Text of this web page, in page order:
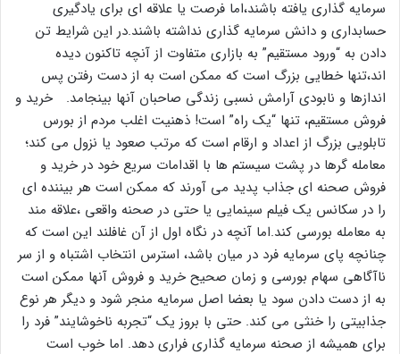
سرمایه گذاری یافته باشند،اما فرصت یا علاقه ای برای یادگیری
حسابداری و دانش سرمایه گذاری نداشته باشند.در این شرایط تن
دادن به “ورود مستقیم” به بازاری متفاوت از آنچه تاکنون دیده
اند،تنها خطایی بزرگ است که ممکن است به از دست رفتن پس
اندازها و نابودی آرامش نسبی زندگی صاحبان آنها بینجامد. خرید و
فروش مستقیم، تنها “یک راه” است! ذهنیت اغلب مردم از بورس
تابلویی بزرگ از اعداد و ارقام است که مرتب صعود یا نزول می کند؛
معامله گرها در پشت سیستم ها با اقدامات سریع خود در خرید و
فروش صحنه ای جذاب پدید می آورند که ممکن است هر بیننده ای
را در سکانس یک فیلم سینمایی یا حتی در صحنه واقعی ،علاقه مند
به معامله بورسی کند.اما آنچه در نگاه اول از آن غافلند این است که
چنانچه پای سرمایه فرد در میان باشد، استرس انتخاب اشتباه و از سر
ناآگاهی سهام بورسی و زمان صحیح خرید و فروش آنها ممکن است
به از دست دادن سود یا بعضا اصل سرمایه منجر شود و دیگر هر نوع
جذابیتی را خنثی می کند. حتی با بروز یک “تجربه ناخوشایند” فرد را
برای همیشه از صحنه سرمایه گذاری فراری دهد. اما خوب است